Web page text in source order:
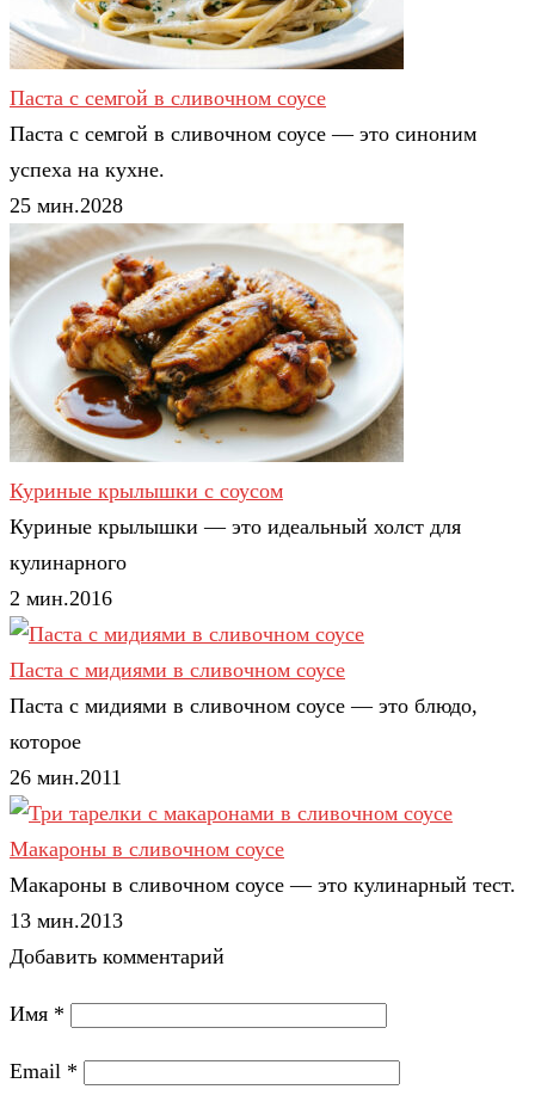
Паста с семгой в сливочном соусе
Паста с семгой в сливочном соусе — это синоним
успеха на кухне.
25 мин.2028
Куриные крылышки с соусом
Куриные крылышки — это идеальный холст для
кулинарного
2 мин.2016
Паста с мидиями в сливочном соусе
Паста с мидиями в сливочном соусе — это блюдо,
которое
26 мин.2011
Макароны в сливочном соусе
Макароны в сливочном соусе — это кулинарный тест.
13 мин.2013
Добавить комментарий
Имя *
Email *